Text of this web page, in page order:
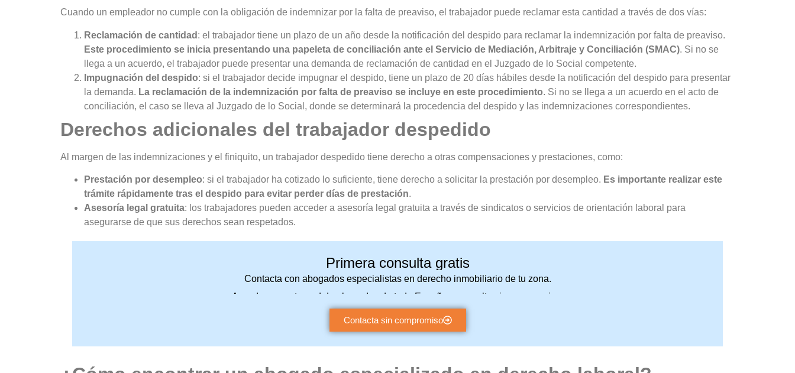
Cuando un empleador no cumple con la obligación de indemnizar por la falta de preaviso, el trabajador puede reclamar esta cantidad a través de dos vías:
Reclamación de cantidad : el trabajador tiene un plazo de un año desde la notificación del despido para reclamar la indemnización por falta de preaviso.
Este procedimiento se inicia presentando una papeleta de conciliación ante el Servicio de Mediación, Arbitraje y Conciliación (SMAC). Si no se
llega a un acuerdo, el trabajador puede presentar una demanda de reclamación de cantidad en el Juzgado de lo Social competente.
Impugnación del despido: si el trabajador decide impugnar el despido, tiene un plazo de 20 días hábiles desde la notificación del despido para presentar
la demanda. La reclamación de la indemnización por falta de preaviso se incluye en este procedimiento. Si no se llega a un acuerdo en el acto de
conciliación, el caso se lleva al Juzgado de lo Social, donde se determinará la procedencia del despido y las indemnizaciones correspondientes.
Derechos adicionales del trabajador despedido
Al margen de las indemnizaciones y el finiquito, un trabajador despedido tiene derecho a otras compensaciones y prestaciones, como:
Prestación por desempleo: si el trabajador ha cotizado lo suficiente, tiene derecho a solicitar la prestación por desempleo. Es importante realizar este
trámite rápidamente tras el despido para evitar perder días de prestación.
Asesoría legal gratuita: los trabajadores pueden acceder a asesoría legal gratuita a través de sindicatos o servicios de orientación laboral para
asegurarse de que sus derechos sean respetados.
Primera consulta gratis
Contacta con abogados especialistas en derecho inmobiliario de tu zona.
Accede a nuestra red de abogados de toda España y consulta sin compromiso.
Contacta sin compromiso